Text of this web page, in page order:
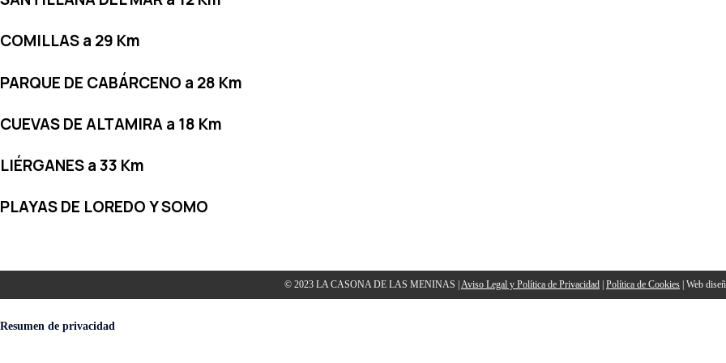
COMILLAS a 29 Km
PARQUE DE CABÁRCENO a 28 Km
CUEVAS DE ALTAMIRA a 18 Km
LIÉRGANES a 33 Km
PLAYAS DE LOREDO Y SOMO
© 2023 LA CASONA DE LAS MENINAS | Aviso Legal y Política de Privacidad | Política de Cookies | Web
Resumen de privacidad